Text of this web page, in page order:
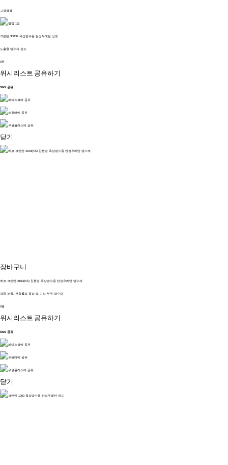
고객평점
크린탄 3000K 옥상방수용 탄성우레탄 상도
노출형 방수재 상도
0원
위시리스트 공유하기
SNS 공유
닫기
장바구니
에코 크린탄 2100(KS) 친환경 옥상방수용 탄성우레탄 방수재
각종 토목, 건축물의 옥상 및 기타 부위 방수재
0원
위시리스트 공유하기
SNS 공유
닫기